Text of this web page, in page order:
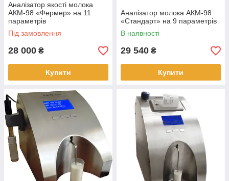
Аналізатор якості молока
АКМ-98 «Фермер» на 11
параметрів
Під замовлення
28 000 ₴
Купити
Аналізатор молока АКМ-98
«Стандарт» на 9 параметрів
В наявності
29 540 ₴
Купити